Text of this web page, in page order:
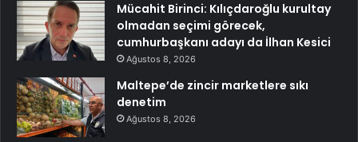
Mücahit Birinci: Kılıçdaroğlu kurultay
olmadan seçimi görecek,
cumhurbaşkanı adayı da İlhan Kesici
Ağustos 8, 2026
Maltepe’de zincir marketlere sıkı
denetim
Ağustos 8, 2026